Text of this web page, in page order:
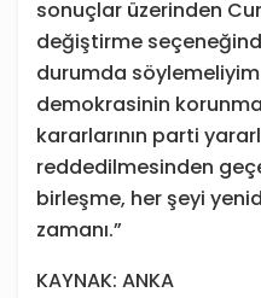
sonuçlar üzerinden
değiştirme
durumda
demokrasinin
kararlarının parti
reddedilmesinden
birleşme, her şeyi
zamanı.”
KAYNAK: ANKA